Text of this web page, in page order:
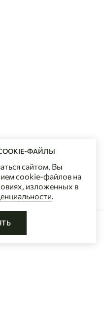
ФАЙЛЫ
сайтом, Вы
cookie-файлов на
изложенных в
.